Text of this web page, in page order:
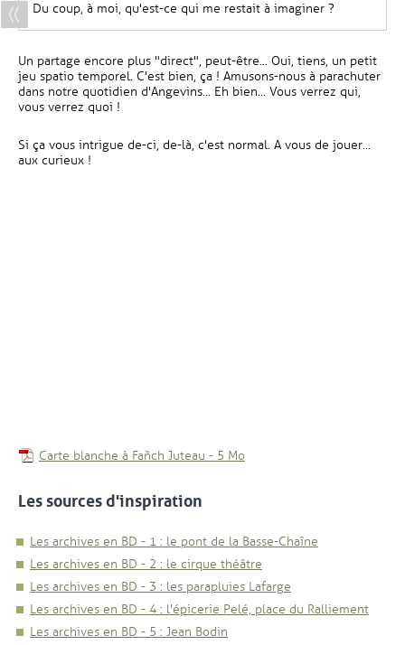
Du coup, à moi, qu'est-ce qui me restait à imaginer ?
Un partage encore plus "direct", peut-être... Oui, tiens, un petit
jeu spatio temporel. C'est bien, ça ! Amusons-nous à parachuter
dans notre quotidien d'Angevins... Eh bien... Vous verrez qui,
vous verrez quoi !
Si ça vous intrigue de-ci, de-là, c'est normal. A vous de jouer...
aux curieux !
Carte blanche à Fañch Juteau , Fichier au format Pdf
- 5 Mo, Ouvre une nouvelle
Les sources d'inspiration
Les archives en BD - 1 : le pont de la Basse-Chaîne
Les archives en BD - 2 : le cirque théâtre
Les archives en BD - 3 : les parapluies Lafarge
Les archives en BD - 4 : l'épicerie Pelé, place du Ralliement
Les archives en BD - 5 : Jean Bodin